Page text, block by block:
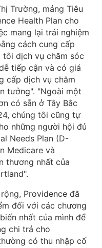
Trường, mảng Tiêu
Health Plan cho
mang lại trải nghiệm
cách cung cấp
tôi dịch vụ chăm sóc
tiếp cận và có giá
cấp dịch vụ chăm
tưởng". "Ngoài một
có sẵn ở Tây Bắc
chúng tôi cũng tự
những người hội đủ
Needs Plan (D-
Medicare và
thương nhất của
Providence đã
đối với các chương
nhất của mình để
chi trả cho
có thu nhập cố